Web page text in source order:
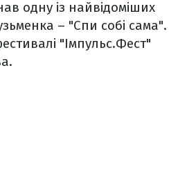
одну із найвідоміших
– "Спи собі сама".
"Імпульс.Фест"